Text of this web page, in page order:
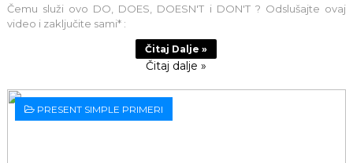
Čemu služi ovo DO, DOES, DOESN'T i DON'T ? Odslušajte ovaj
video i zaključite sami* :
Čitaj Dalje »
Čitaj dalje »
PRESENT SIMPLE PRIMERI